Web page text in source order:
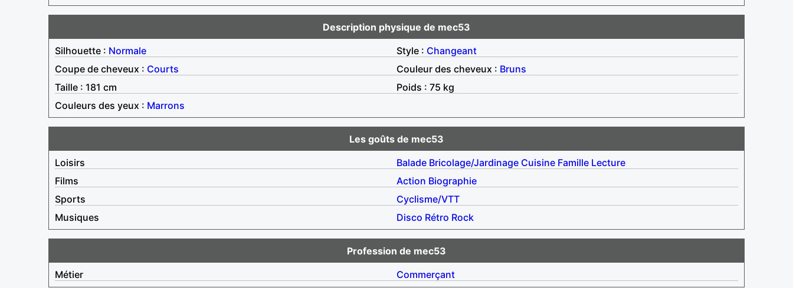
Description physique de mec53
Silhouette : Normale Style : Changeant
Coupe de cheveux : Courts Couleur des cheveux : Bruns
Taille : 181 cm
Poids : 75 kg
Couleurs des yeux : Marrons
Les goûts de mec53
Loisirs
Balade Bricolage/Jardinage Cuisine Famille Lecture
Films
Action Biographie
Sports
Cyclisme/VTT
Musiques
Disco Rétro Rock
Profession de mec53
Métier
Commerçant